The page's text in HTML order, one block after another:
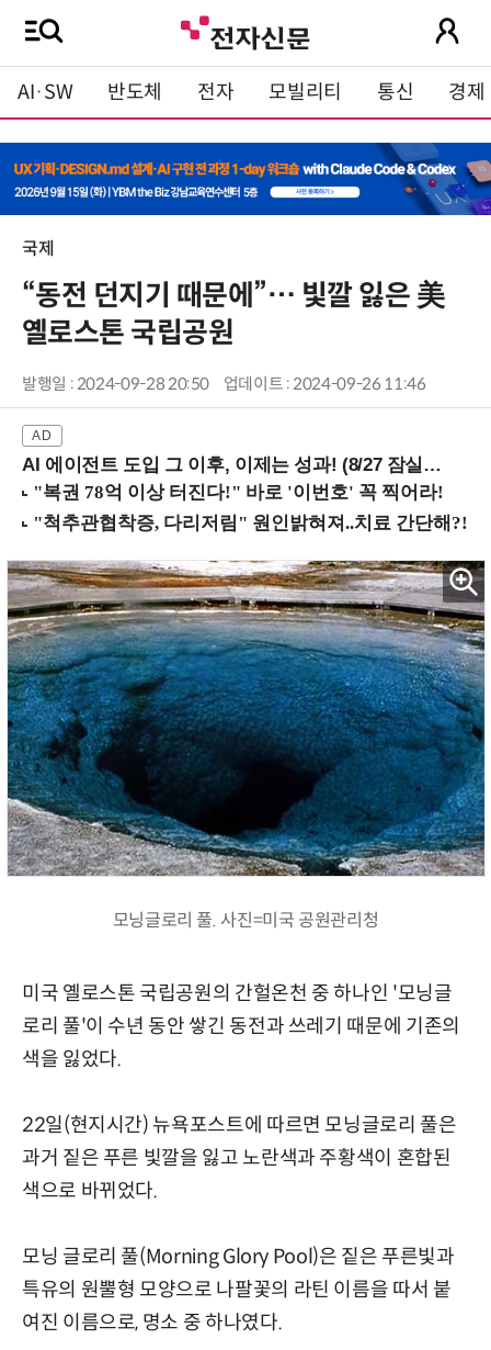
AI·SW 반도체 전자 모빌리티 통신 경제
국제
“동전 던지기 때문에”… 빛깔 잃은 美
옐로스톤 국립공원
발행일 : 2024-09-28 20:50 업데이트 : 2024-09-26 11:46
AI 에이전트 도입 그 이후, 이제는 성과! (8/27 잠실역)
모닝글로리 풀. 사진=미국 공원관리청
미국 옐로스톤 국립공원의 간헐온천 중 하나인 '모닝글
로리 풀'이 수년 동안 쌓긴 동전과 쓰레기 때문에 기존의
색을 잃었다.
22일(현지시간) 뉴욕포스트에 따르면 모닝글로리 풀은
과거 짙은 푸른 빛깔을 잃고 노란색과 주황색이 혼합된
색으로 바뀌었다.
모닝 글로리 풀(Morning Glory Pool)은 짙은 푸른빛과
특유의 원뿔형 모양으로 나팔꽃의 라틴 이름을 따서 붙
여진 이름으로, 명소 중 하나였다.